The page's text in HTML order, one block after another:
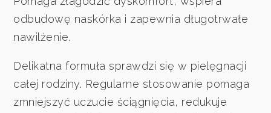
odbudowę naskórka i zapewnia długotrwałe
nawilżenie.
Delikatna formuła sprawdzi się w pielęgnacji
całej rodziny. Regularne stosowanie pomaga
zmniejszyć uczucie ściągnięcia, redukuje